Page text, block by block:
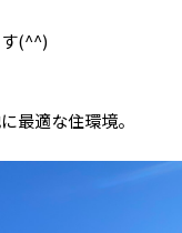
(^^)
最適な住環境。